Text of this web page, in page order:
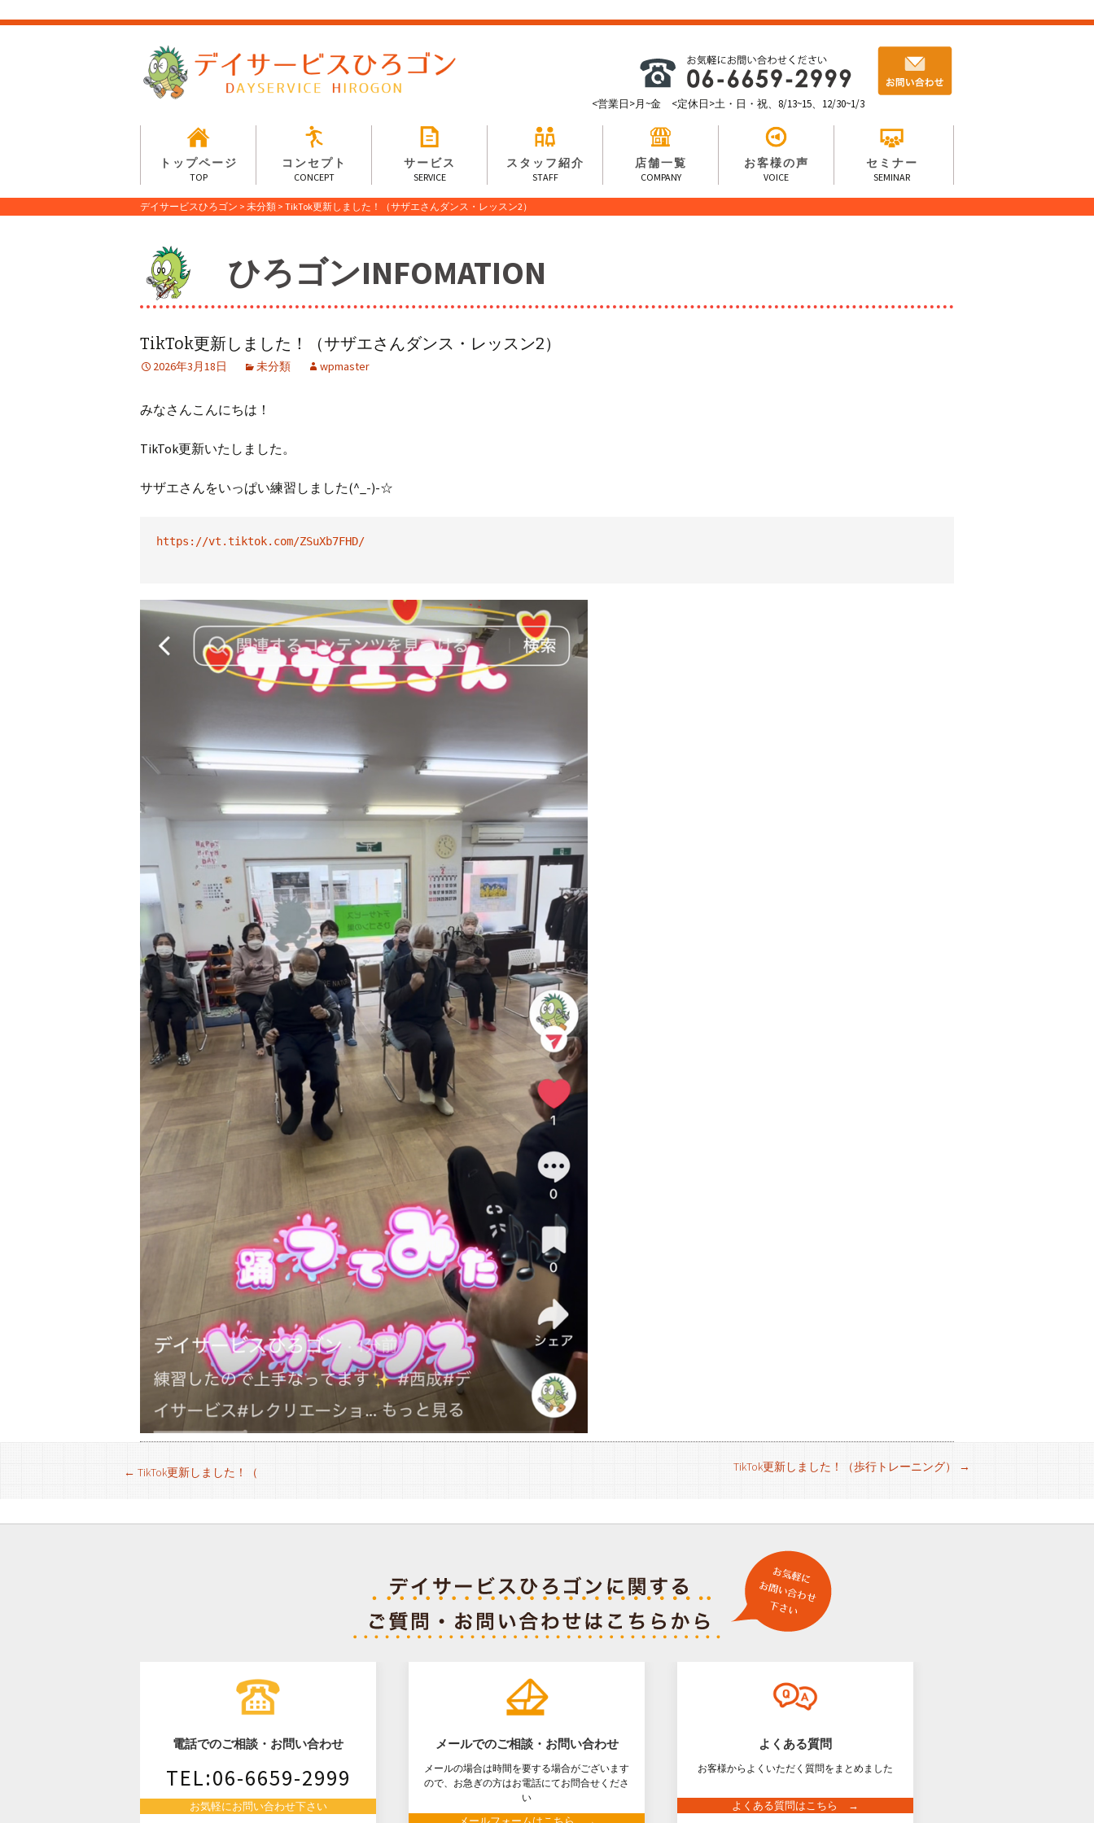
<営業日>月~金 <定休日>土・日・祝、8/13~15、12/30~1/3
トップページ
TOP
コンセプト
CONCEPT
サービス
SERVICE
スタッフ紹介
STAFF
店舗一覧
COMPANY
お客様の声
VOICE
セミナー
SEMINAR
デイサービスひろゴン > 未分類 > TikTok更新しました！（サザエさんダンス・レッスン2）
ひろゴンINFOMATION
TikTok更新しました！（サザエさんダンス・レッスン2）
2026年3月18日 未分類 wpmaster
みなさんこんにちは！
TikTok更新いたしました。
サザエさんをいっぱい練習しました(^_-)-☆
https://vt.tiktok.com/ZSuXb7FHD/
稿
← TikTok更新しました！（ TikTok更新しました！（歩行トレーニング） →
電話でのご相談・お問い合わせ
TEL:06-6659-2999
お気軽にお問い合わせ下さい
メールでのご相談・お問い合わせ
メールの場合は時間を要する場合がございます
ので、お急ぎの方はお電話にてお問合せくださ
い
よくある質問
お客様からよくいただく質問をまとめました
よくある質問はこちら →